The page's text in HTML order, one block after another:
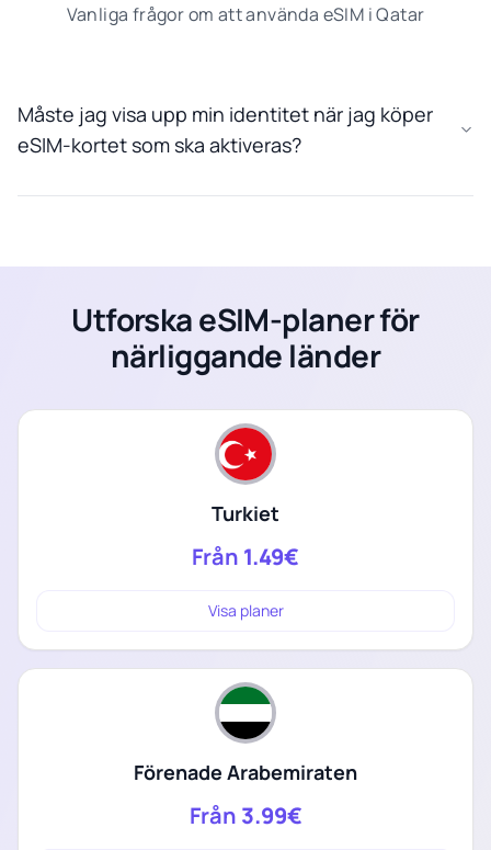
Vanliga frågor om att använda eSIM i Qatar
Måste jag visa upp min identitet när jag köper
eSIM-kortet som ska aktiveras?
Utforska eSIM-planer för
närliggande länder
Turkiet
Från 1.49€
Visa planer
Förenade Arabemiraten
Från 3.99€